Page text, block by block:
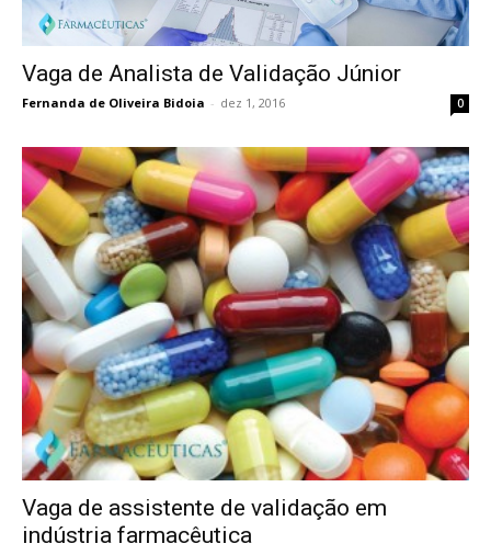
Vaga de Analista de Validação Júnior
Fernanda de Oliveira Bidoia - dez 1, 2016 0
Vaga de assistente de validação em
indústria farmacêutica